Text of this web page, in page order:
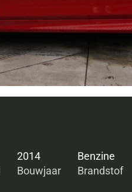
2014
Bouwjaar
Benzine
Brandstof